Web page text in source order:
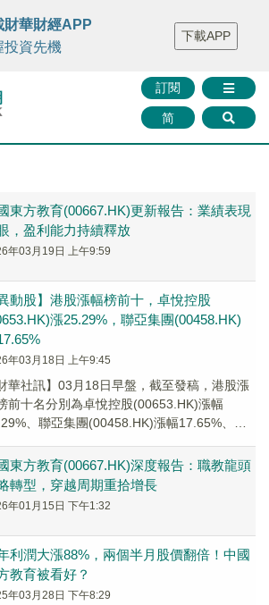
FINTV FINMETA 財華證券 媒體矩陣
智庫沙龍
聯絡我們
訂閱
简
財華財經APP
投資先機
下載APP
東方教育(00667.HK)更新報告：業績表現
，盈利能力持續釋放
年03月19日 上午9:59
異動股】港股漲幅榜前十，卓悅控股
漲25.29%，聯亞集團(00458.HK)
年03月18日 上午9:45
華社訊】03月18日早盤，截至發稿，港股漲
前十名分別為卓悅控股(00653.HK)漲幅
、聯亞集團(00458.HK)漲幅17.65%、中
東方教育(00667.HK)深度報告：職教龍頭
轉型，穿越周期重拾增長
年01月15日 下午1:32
利潤大漲88%，兩個半月股價翻倍！中國
教育被看好？
年03月28日 下午8:29